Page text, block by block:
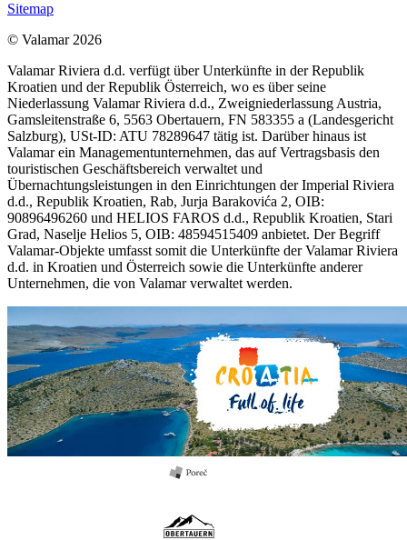
Sitemap
© Valamar 2026
Valamar Riviera d.d. verfügt über Unterkünfte in der Republik
Kroatien und der Republik Österreich, wo es über seine
Niederlassung Valamar Riviera d.d., Zweigniederlassung Austria,
Gamsleitenstraße 6, 5563 Obertauern, FN 583355 a (Landesgericht
Salzburg), USt-ID: ATU 78289647 tätig ist. Darüber hinaus ist
Valamar ein Managementunternehmen, das auf Vertragsbasis den
touristischen Geschäftsbereich verwaltet und
Übernachtungsleistungen in den Einrichtungen der Imperial Riviera
d.d., Republik Kroatien, Rab, Jurja Barakovića 2, OIB:
90896496260 und HELIOS FAROS d.d., Republik Kroatien, Stari
Grad, Naselje Helios 5, OIB: 48594515409 anbietet. Der Begriff
Valamar-Objekte umfasst somit die Unterkünfte der Valamar Riviera
d.d. in Kroatien und Österreich sowie die Unterkünfte anderer
Unternehmen, die von Valamar verwaltet werden.